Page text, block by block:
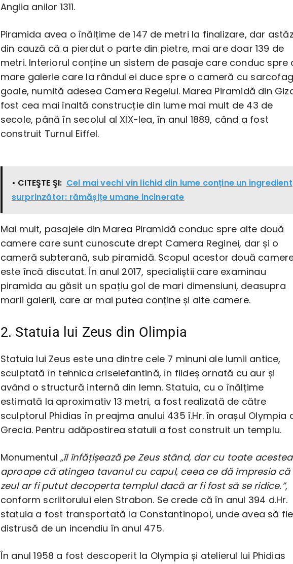
Anglia anilor 1311.
Piramida avea o înălțime de 147 de metri la finalizare, dar
din cauză că a pierdut o parte din pietre, mai are doar 139 de
metri. Interiorul conține un sistem de pasaje care conduc spre
mare galerie care la rândul ei duce spre o cameră cu
goale, numită adesea Camera Regelui. Marea Piramidă din
fost cea mai înaltă construcție din lume mai mult de 43 de
secole, până în secolul al XIX-lea, în anul 1889, când a fost
construit Turnul Eiffel.
• CITEŞTE ŞI: Cel mai vechi vin lichid din lume conține un ingredient
surprinzător: rămășițe umane incinerate
Mai mult, pasajele din Marea Piramidă conduc spre alte două
camere care sunt cunoscute drept Camera Reginei, dar și o
cameră subterană, sub piramidă. Scopul acestor două
este încă discutat. În anul 2017, specialiștii care examinau
piramida au găsit un spațiu gol de mari dimensiuni, deasupra
marii galerii, care ar mai putea conține și alte camere.
2. Statuia lui Zeus din Olimpia
Statuia lui Zeus este una dintre cele 7 minuni ale lumii antice,
sculptată în tehnica criselefantină, în fildeș ornată cu aur și
având o structură internă din lemn. Statuia, cu o înălțime
estimată la aproximativ 13 metri, a fost realizată de către
sculptorul Phidias în preajma anului 435 î.Hr. în orașul Olympia
Grecia. Pentru adăpostirea statuii a fost construit un templu.
Monumentul „îl înfățișează pe Zeus stând, dar cu toate acestea
aproape că atingea tavanul cu capul, ceea ce dă impresia că
zeul ar fi putut decoperta templul dacă ar fi fost să se ridice.”,
conform scriitorului elen Strabon. Se crede că în anul 394 d.Hr.
statuia a fost transportată la Constantinopol, unde avea să fie
distrusă de un incendiu în anul 475.
În anul 1958 a fost descoperit la Olympia și atelierul lui Phidias